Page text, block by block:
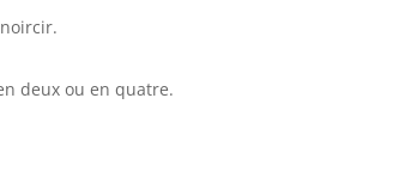
deux ou en quatre.